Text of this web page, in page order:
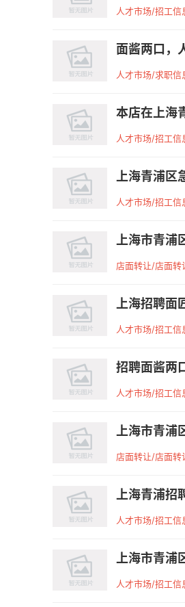
人才市场/招工信
面酱两口，
人才市场/求职信
本店在上海
人才市场/招工信
上海青浦区
人才市场/招工信
上海市青浦
店面转让/店面转
上海招聘面
人才市场/招工信
招聘面酱两
人才市场/招工信
上海市青浦
店面转让/店面转
上海青浦招
人才市场/招工信
上海市青浦
人才市场/招工信